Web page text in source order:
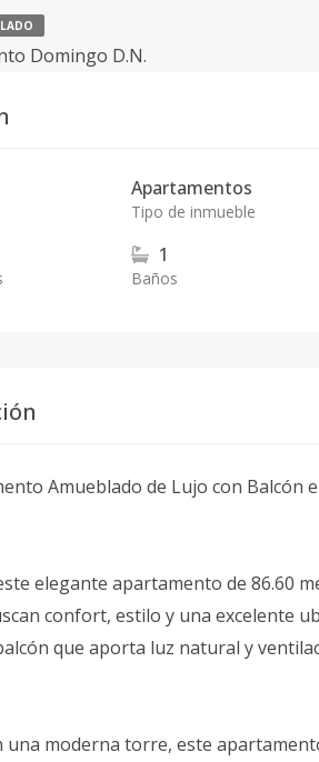
Domingo D.N.
Apartamentos
Tipo de inmueble
1
Baños
Amueblado de Lujo con Balcón
elegante apartamento de 86.60
confort, estilo y una excelente
que aporta luz natural y
una moderna torre, este